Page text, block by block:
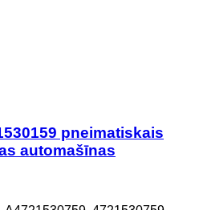
pneimatiskais
automašīnas